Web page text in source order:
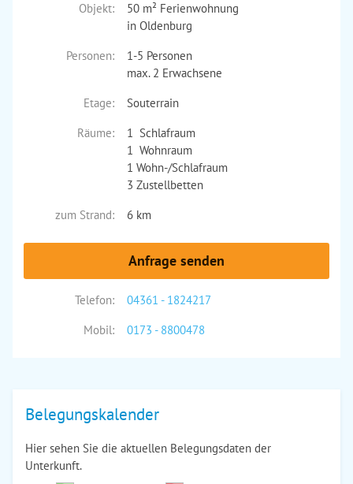
Objekt:
50 m² Ferienwohnung
in Oldenburg
Personen:
1-5 Personen
max. 2 Erwachsene
Etage:
Souterrain
Räume:
1 Schlafraum
1 Wohnraum
1 Wohn-/Schlafraum
3 Zustellbetten
zum Strand:
6 km
Anfrage senden
Telefon:
04361 - 1824217
Mobil:
0173 - 8800478
Belegungskalender
Hier sehen Sie die aktuellen Belegungsdaten der
Unterkunft.